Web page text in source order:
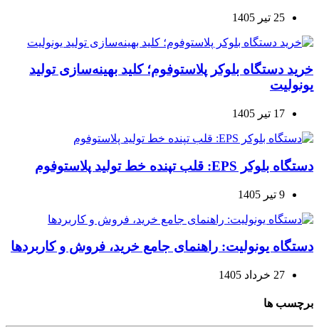
25 تیر 1405
خرید دستگاه بلوکر پلاستوفوم؛ کلید بهینه‌سازی تولید
یونولیت
17 تیر 1405
دستگاه بلوکر EPS: قلب تپنده خط تولید پلاستوفوم
9 تیر 1405
دستگاه یونولیت: راهنمای جامع خرید، فروش و کاربردها
27 خرداد 1405
برچسب ها